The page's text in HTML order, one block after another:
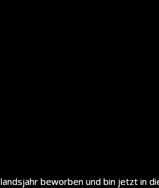
beworben und bin jetzt in